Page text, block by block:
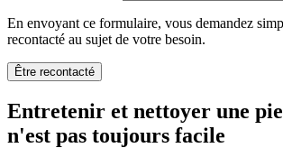
En envoyant ce formulaire, vous demandez
recontacté au sujet de votre besoin.
Être recontacté
Entretenir et nettoyer une
n'est pas toujours facile